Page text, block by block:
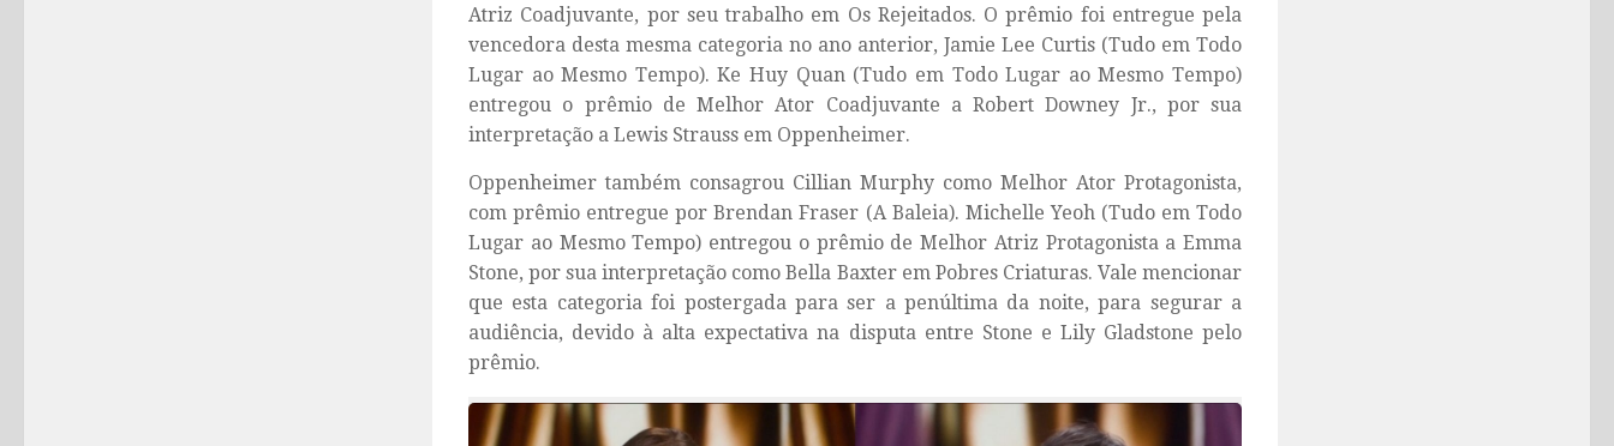
Atriz Coadjuvante, por seu trabalho em Os Rejeitados. O prêmio foi entregue pela
vencedora desta mesma categoria no ano anterior, Jamie Lee Curtis (Tudo em Todo
Lugar ao Mesmo Tempo). Ke Huy Quan (Tudo em Todo Lugar ao Mesmo Tempo)
entregou o prêmio de Melhor Ator Coadjuvante a Robert Downey Jr., por sua
interpretação a Lewis Strauss em Oppenheimer.
Oppenheimer também consagrou Cillian Murphy como Melhor Ator Protagonista,
com prêmio entregue por Brendan Fraser (A Baleia). Michelle Yeoh (Tudo em Todo
Lugar ao Mesmo Tempo) entregou o prêmio de Melhor Atriz Protagonista a Emma
Stone, por sua interpretação como Bella Baxter em Pobres Criaturas. Vale mencionar
que esta categoria foi postergada para ser a penúltima da noite, para segurar a
audiência, devido à alta expectativa na disputa entre Stone e Lily Gladstone pelo
prêmio.